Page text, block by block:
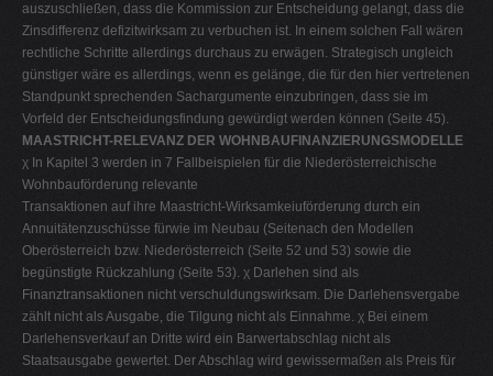
auszuschließen, dass die Kommission zur Entscheidung gelangt, dass die
Zinsdifferenz defizitwirksam zu verbuchen ist. In einem solchen Fall wären
rechtliche Schritte allerdings durchaus zu erwägen. Strategisch ungleich
günstiger wäre es allerdings, wenn es gelänge, die für den hier vertretenen
Standpunkt sprechenden Sachargumente einzubringen, dass sie im
Vorfeld der Entscheidungsfindung gewürdigt werden können (Seite 45).
MAASTRICHT-RELEVANZ DER WOHNBAUFINANZIERUNGSMODELLE
χ In Kapitel 3 werden in 7 Fallbeispielen für die Niederösterreichische
Wohnbauförderung relevante
Transaktionen auf ihre Maastricht-Wirksamkeiuförderung durch ein
Annuitätenzuschüsse fürwie im Neubau (Seitenach den Modellen
Oberösterreich bzw. Niederösterreich (Seite 52 und 53) sowie die
begünstigte Rückzahlung (Seite 53). χ Darlehen sind als
Finanztransaktionen nicht verschuldungswirksam. Die Darlehensvergabe
zählt nicht als Ausgabe, die Tilgung nicht als Einnahme. χ Bei einem
Darlehensverkauf an Dritte wird ein Barwertabschlag nicht als
Staatsausgabe gewertet. Der Abschlag wird gewissermaßen als Preis für